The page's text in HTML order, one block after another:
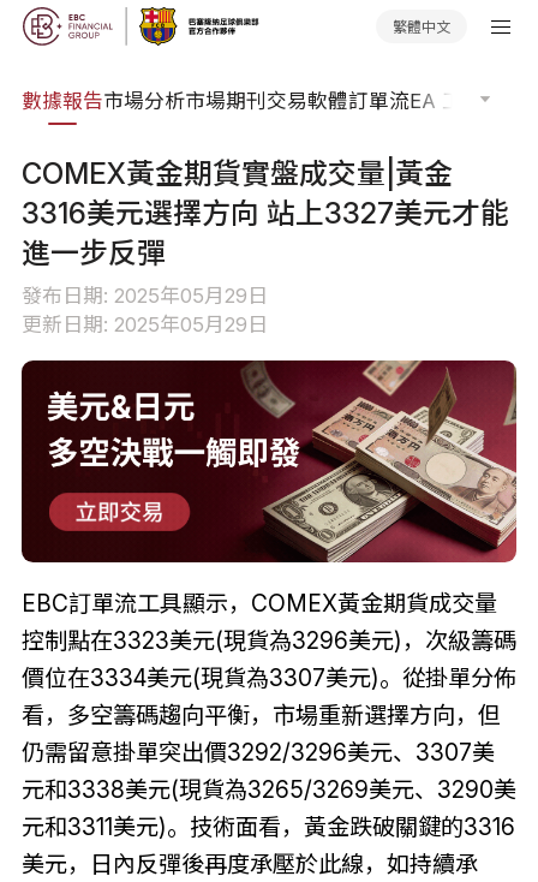
繁體中文
數據報告市場分析市場期刊交易軟體訂單流EA 工具庫
COMEX黃金期貨實盤成交量|黃金
3316美元選擇方向 站上3327美元才能
進一步反彈
發布日期: 2025年05月29日
更新日期: 2025年05月29日
EBC訂單流工具顯示，COMEX黃金期貨成交量
控制點在3323美元(現貨為3296美元)，次級籌碼
價位在3334美元(現貨為3307美元)。從掛單分佈
看，多空籌碼趨向平衡，市場重新選擇方向，但
仍需留意掛單突出價3292/3296美元、3307美
元和3338美元(現貨為3265/3269美元、3290美
元和3311美元)。技術面看，黃金跌破關鍵的3316
美元，日內反彈後再度承壓於此線，如持續承